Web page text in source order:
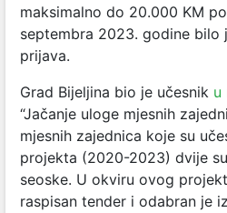
maksimalno do 20.000 KM
septembra 2023. godine bilo
prijava.
Grad Bijeljina bio je učesnik u
“Jačanje uloge mjesnih
mjesnih zajednica koje su
projekta (2020-2023) dvije
seoske. U okviru ovog
raspisan tender i odabran je